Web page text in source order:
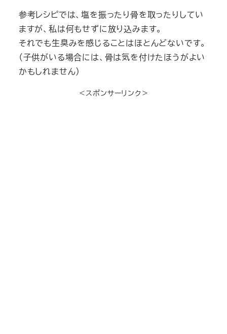
参考レシピでは、塩を振ったり骨を取ったりしてい
ますが、私は何もせずに放り込みます。
それでも生臭みを感じることはほとんどないです。
（子供がいる場合には、骨は気を付けたほうがよい
かもしれません）
＜スポンサーリンク＞